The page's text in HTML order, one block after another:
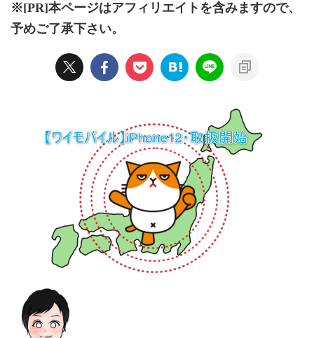
※[PR]本ページはアフィリエイトを含みますので、
予めご了承下さい。